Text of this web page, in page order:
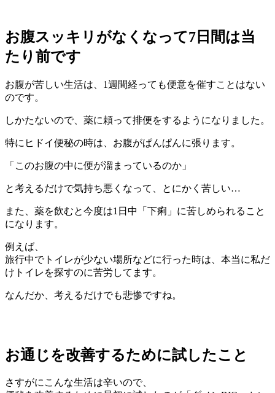
お腹スッキリがなくなって7日間は当
たり前です
お腹が苦しい生活は、1週間経っても便意を催すことはない
のです。
しかたないので、薬に頼って排便をするようになりました。
特にヒドイ便秘の時は、お腹がぱんぱんに張ります。
「このお腹の中に便が溜まっているのか」
と考えるだけで気持ち悪くなって、とにかく苦しい…
また、薬を飲むと今度は1日中「下痢」に苦しめられること
になります。
例えば、
旅行中でトイレが少ない場所などに行った時は、本当に私だ
けトイレを探すのに苦労してます。
なんだか、考えるだけでも悲惨ですね。
お通じを改善するために試したこと
さすがにこんな生活は辛いので、